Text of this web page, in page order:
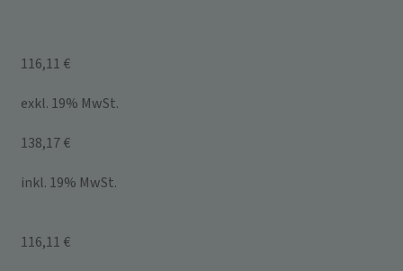
116,11 €
exkl. 19% MwSt.
138,17 €
inkl. 19% MwSt.
116,11 €